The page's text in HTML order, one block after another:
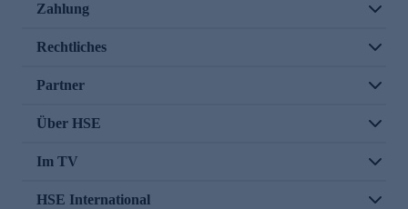
Zahlung
Rechtliches
Partner
Über HSE
Im TV
HSE International